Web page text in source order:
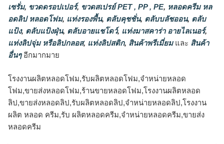
เซรั่ม, ขวดดรอปเปอร์, ขวดสเปรย์ PET , PP , PE, หลอดครีม หล
อดลิป หลอดโฟม, แท่งรองพื้น, ตลับคุชชั่น, ตลับบลัชออน, ตลับ
แป้ง, ตลับแป้งฝุ่น, ตลับอายแชโดว์, แท่งมาสคาร่า อายไลเนอร์,
แท่งลิปจุ่ม หรือลิปกลอส, แท่งลิปสติก, สินค้าพรีเมี่ยมและ สินค้า
อื่นๆอีกมากมาย
โรงงานผลิตหลอดโฟม,รับผลิตหลอดโฟม,จำหน่ายหลอด
โฟม,ขายส่งหลอดโฟม,ร้านขายหลอดโฟม,โรงงานผลิตหลอด
ลิป,ขายส่งหลอดลิป,รับผลิตหลอดลิป,จำหน่ายหลอดลิป,โรงงาน
ผลิต หลอด ครีม,รับ ผลิตหลอดครีม,จำหน่ายหลอดครีม,ขายส่ง
หลอดครีม